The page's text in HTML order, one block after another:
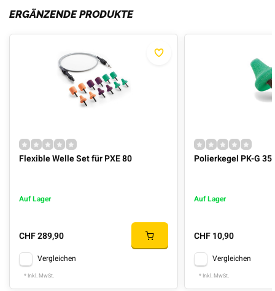
ERGÄNZENDE PRODUKTE
Flexible Welle Set für PXE 80
Auf Lager
CHF 289,90
Vergleichen
* Inkl. MwSt.
Polierkegel PK-G 35
Auf Lager
CHF 10,90
Vergleichen
* Inkl. MwSt.